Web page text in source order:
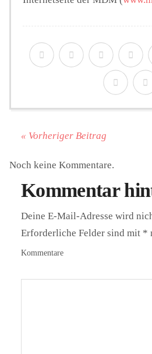
« Vorheriger Beitrag
Noch keine Kommentare.
Kommentar
Deine E-Mail-Adresse wird
Erforderliche Felder sind mit *
Kommentare